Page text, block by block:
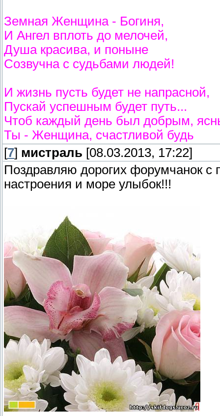
Земная Женщина - Богиня,
И Ангел вплоть до мелочей,
Душа красива, и поныне
Созвучна с судьбами людей!
И жизнь пусть будет не напрасной,
Пускай успешным будет путь...
Чтоб каждый день был добрым,
Ты - Женщина, счастливой будь
[7] мистраль [08.03.2013, 17:22]
Поздравляю дорогих форумчанок
настроения и море улыбок!!!